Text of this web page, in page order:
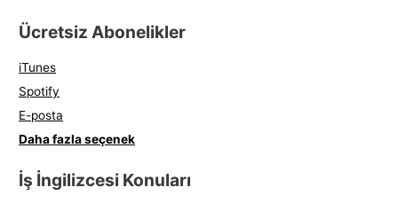
Ücretsiz Abonelikler
iTunes
Spotify
E-posta
Daha fazla seçenek
İş İngilizcesi Konuları